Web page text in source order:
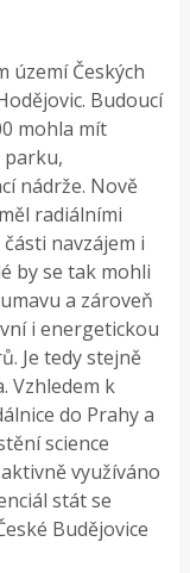
území Českých
Budoucí
mohla mít
parku,
nádrže. Nově
radiálními
navzájem i
by se tak mohli
a zároveň
i energetickou
Je tedy stejně
Vzhledem k
do Prahy a
science
využíváno
stát se
Budějovice